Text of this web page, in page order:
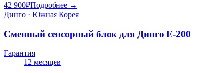
42 900₽Подробнее →
Динго · Южная Корея
Сменный сенсорный блок для Динго Е-200
Гарантия
12 месяцев